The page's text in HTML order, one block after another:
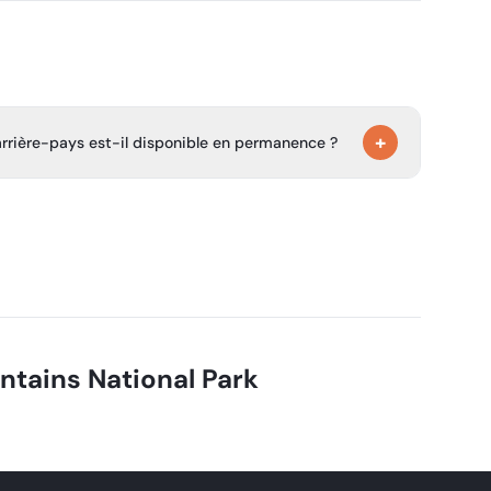
pays est-il disponible en permanence ? +
National Park